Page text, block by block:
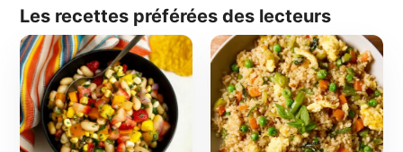
Les recettes préférées des lecteurs